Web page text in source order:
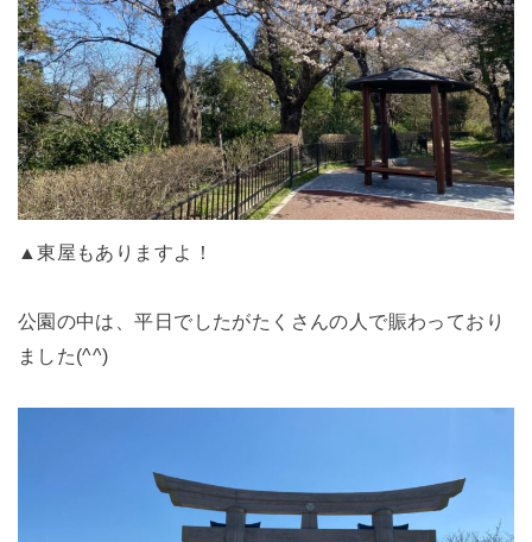
▲東屋もありますよ！
公園の中は、平日でしたがたくさんの人で賑わっており
ました(^^)